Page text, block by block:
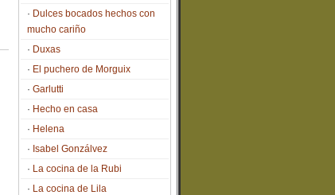
Dulces bocados hechos con
mucho cariño
Duxas
El puchero de Morguix
Garlutti
Hecho en casa
Helena
Isabel Gonzálvez
La cocina de la Rubi
La cocina de Lila